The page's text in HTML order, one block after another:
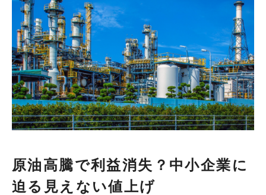
原油高騰で利益消失？中小企業に
迫る見えない値上げ